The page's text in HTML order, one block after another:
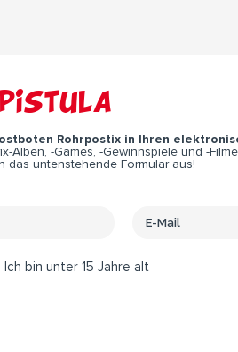
Rohrpostix in Ihren
-Games, -Gewinnspiele und -
das untenstehende Formular aus!
Ich bin unter 15 Jahre alt